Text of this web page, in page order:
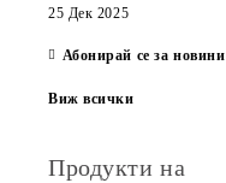
25 Дек 2025
Абонирай се за новини
Виж всички
Продукти на